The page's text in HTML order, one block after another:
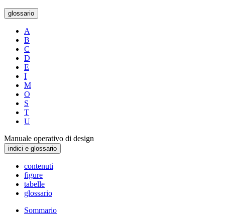
glossario
A
B
C
D
E
I
M
O
S
T
U
Manuale operativo di design
indici e glossario
contenuti
figure
tabelle
glossario
Sommario